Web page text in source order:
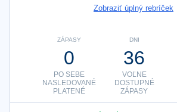
Zobraziť úplný rebríček
DNI
36
VOĽNE
DOSTUPNÉ
ZÁPASY
ZÁPASY
0
PO SEBE
NASLEDOVANÉ
PLATENÉ